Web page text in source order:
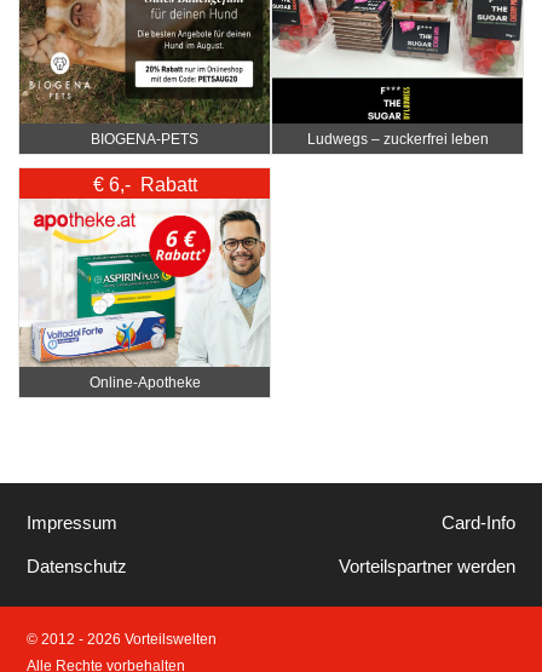
BIOGENA-PETS Ludwegs – zuckerfrei leben
€ 6,- Rabatt
Online‑Apotheke
Impressum
Datenschutz
Card-Info
Vorteilspartner werden
© 2012 - 2026 Vorteilswelten
Alle Rechte vorbehalten